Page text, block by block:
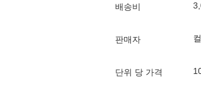
배송비
판매자
단위 당 가격